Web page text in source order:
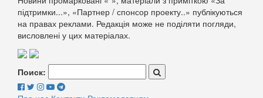
підтримки...», «Партнер / спонсор проекту..» публікуються
на правах реклами. Редакція може не поділяти погляди,
висловлені у цих матеріалах.
Поиск: